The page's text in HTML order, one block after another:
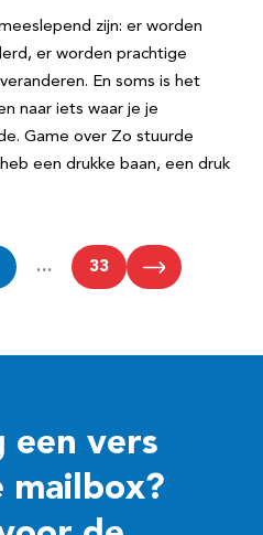
zijn: er worden
er worden prachtige
En soms is het
naar iets waar je je
Game over Zo stuurde
een drukke baan, een druk
… 33
een vers
mailbox?